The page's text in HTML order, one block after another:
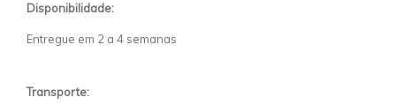
Disponibilidade:
Entregue em 2 a 4 semanas
Transporte: